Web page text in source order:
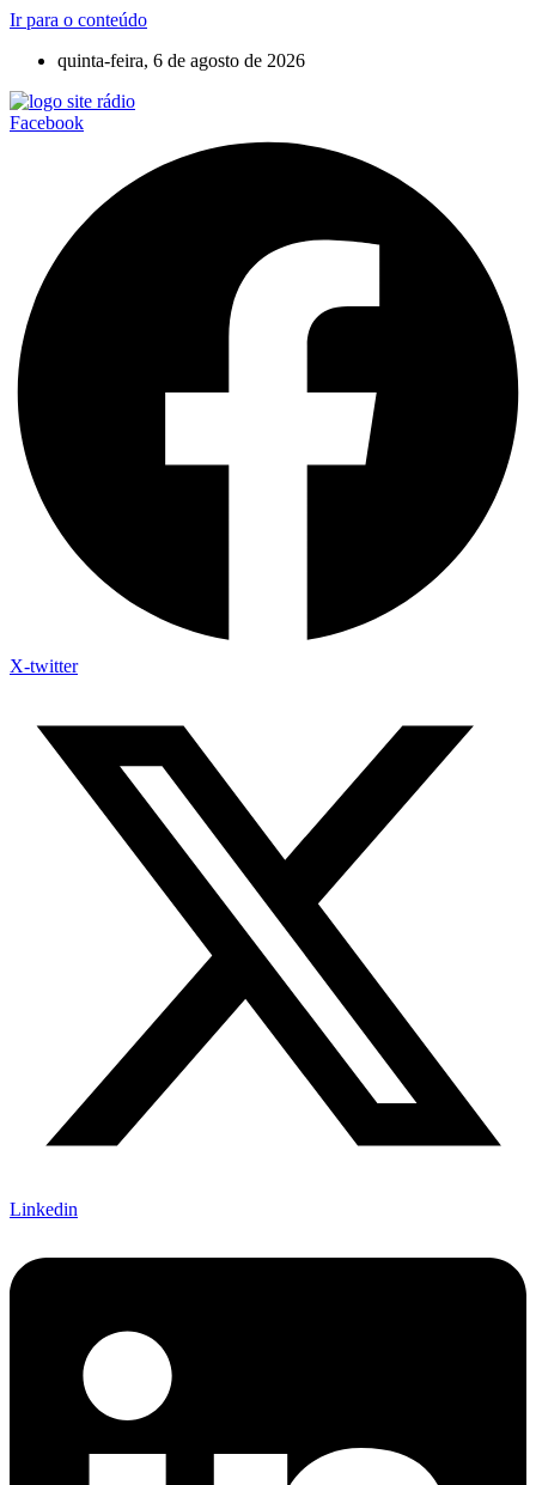
Ir para o conteúdo
quinta-feira, 6 de agosto de 2026
Facebook
X-twitter
Linkedin